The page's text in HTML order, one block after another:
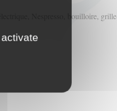
Nespresso, bouilloire,